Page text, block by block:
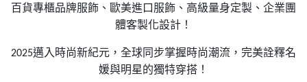
百貨專櫃品牌服飾、歐美進口服飾、高級量身定製、企業團
體客製化設計！
2025邁入時尚新紀元，全球同步掌握時尚潮流，完美詮釋名
媛與明星的獨特穿搭！